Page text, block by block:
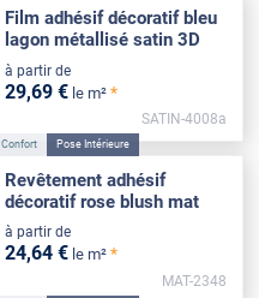
Film adhésif décoratif bleu
lagon métallisé satin 3D
à partir de
29,69 € le m² *
SATIN-4008a
Confort Pose Intérieure
Revêtement adhésif
décoratif rose blush mat
à partir de
24,64 € le m² *
MAT-2348